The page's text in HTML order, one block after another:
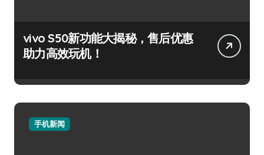
vivo S50新功能大揭秘，售后优惠
助力高效玩机！
手机新闻